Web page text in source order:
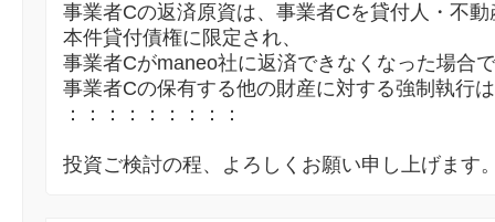
事業者Cの返済原資は、事業者Cを貸付人・不
本件貸付債権に限定され、
事業者Cがmaneo社に返済できなくなった場合
事業者Cの保有する他の財産に対する強制執行
：：：：：：：：：
投資ご検討の程、よろしくお願い申し上げます